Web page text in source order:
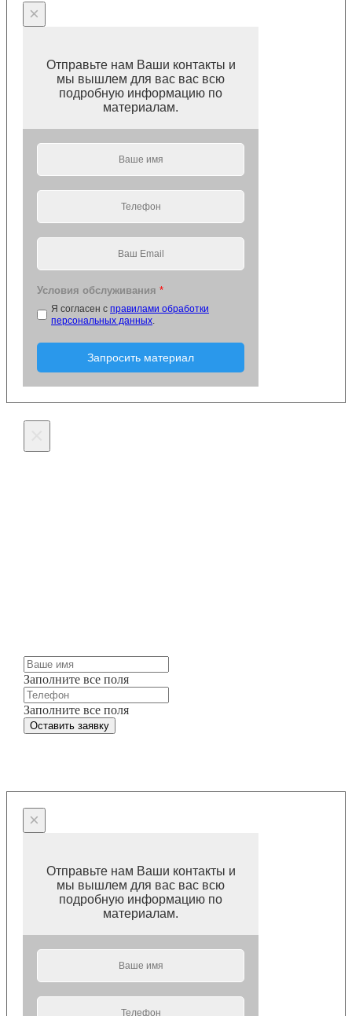
×
Отправьте нам Ваши контакты и
мы вышлем для вас вас всю
подробную информацию по
материалам.
Условия обслуживания *
Я согласен с правилами обработки
персональных данных.
Запросить материал
Заполните все поля
Заполните все поля
Оставить заявку
×
Отправьте нам Ваши контакты и
мы вышлем для вас вас всю
подробную информацию по
материалам.